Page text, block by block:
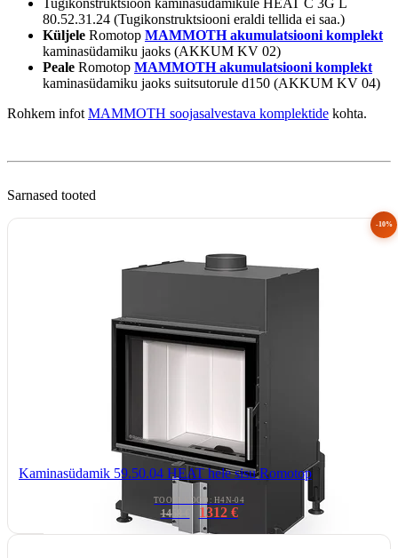
80.52.31.24 (Tugikonstruktsiooni eraldi tellida ei saa.)
Küljele Romotop MAMMOTH akumulatsiooni komplekt
kaminasüdamiku jaoks (AKKUM KV 02)
Peale Romotop MAMMOTH akumulatsiooni komplekt
kaminasüdamiku jaoks suitsutorule d150 (AKKUM KV 04)
Rohkem infot MAMMOTH soojasalvestava komplektide kohta.
Sarnased tooted
-10%
Kaminasüdamik 59.50.04 HEAT hele sisu Romotop
TOOTEKOOD: H4N-04
1458 € 1312 €